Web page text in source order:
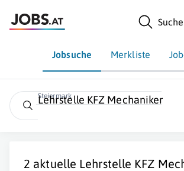
Suche
Jobsuche Merkliste
Steiermark
Lehrstelle KFZ Mechaniker
2 aktuelle Lehrstelle KFZ